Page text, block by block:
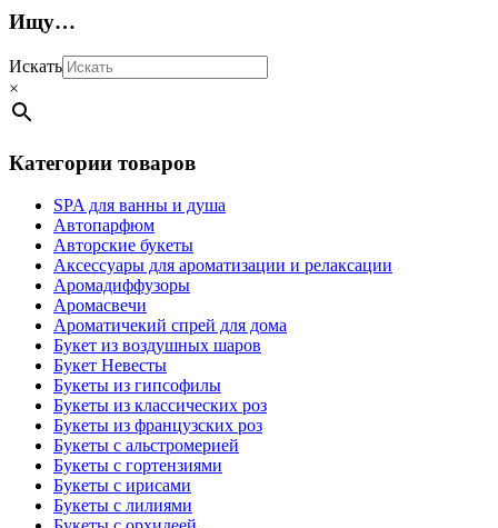
Ищу…
Искать
×
Категории товаров
SPA для ванны и душа
Автопарфюм
Авторские букеты
Аксессуары для ароматизации и релаксации
Аромадиффузоры
Аромасвечи
Ароматичекий спрей для дома
Букет из воздушных шаров
Букет Невесты
Букеты из гипсофилы
Букеты из классических роз
Букеты из французских роз
Букеты с альстромерией
Букеты с гортензиями
Букеты с ирисами
Букеты с лилиями